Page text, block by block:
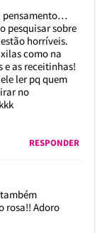
pensamento…
pesquisar sobre
horríveis.
como na
e as receitinhas!
ler pq quem
no
RESPONDER
rosa!! Adoro